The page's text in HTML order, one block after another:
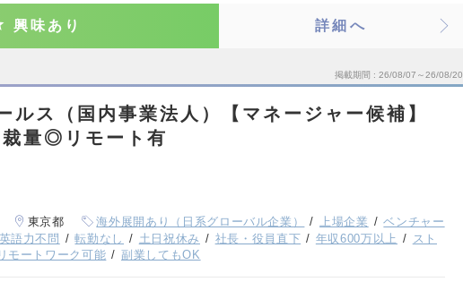
興味あり 詳細へ
掲載期間 26/08/07～26/08/20
ルス（国内事業法人）【マネージャー候補】
量◎リモート有
東京都 海外展開あり（日系グローバル企業） 上場企業
ベンチャー
英語力不問 転勤なし 土日祝休み 社長・役員直下 年収600万以上
スト
リモートワーク可能 副業してもOK